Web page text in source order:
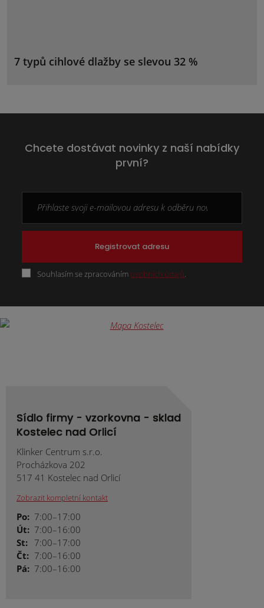
7 typů cihlové dlažby se slevou 32 %
Chcete dostávat novinky z naší nabídky
první?
Registrovat adresu
Souhlasím se zpracováním osobních údajů
Sídlo firmy - vzorkovna - sklad
Kostelec nad Orlicí
Klinker Centrum s.r.o.
Procházkova 202
517 41 Kostelec nad Orlicí
Zobrazit kompletní kontakt
Po: 7:00–17:00
Út: 7:00–16:00
St: 7:00–17:00
Čt: 7:00–16:00
Pá: 7:00–16:00